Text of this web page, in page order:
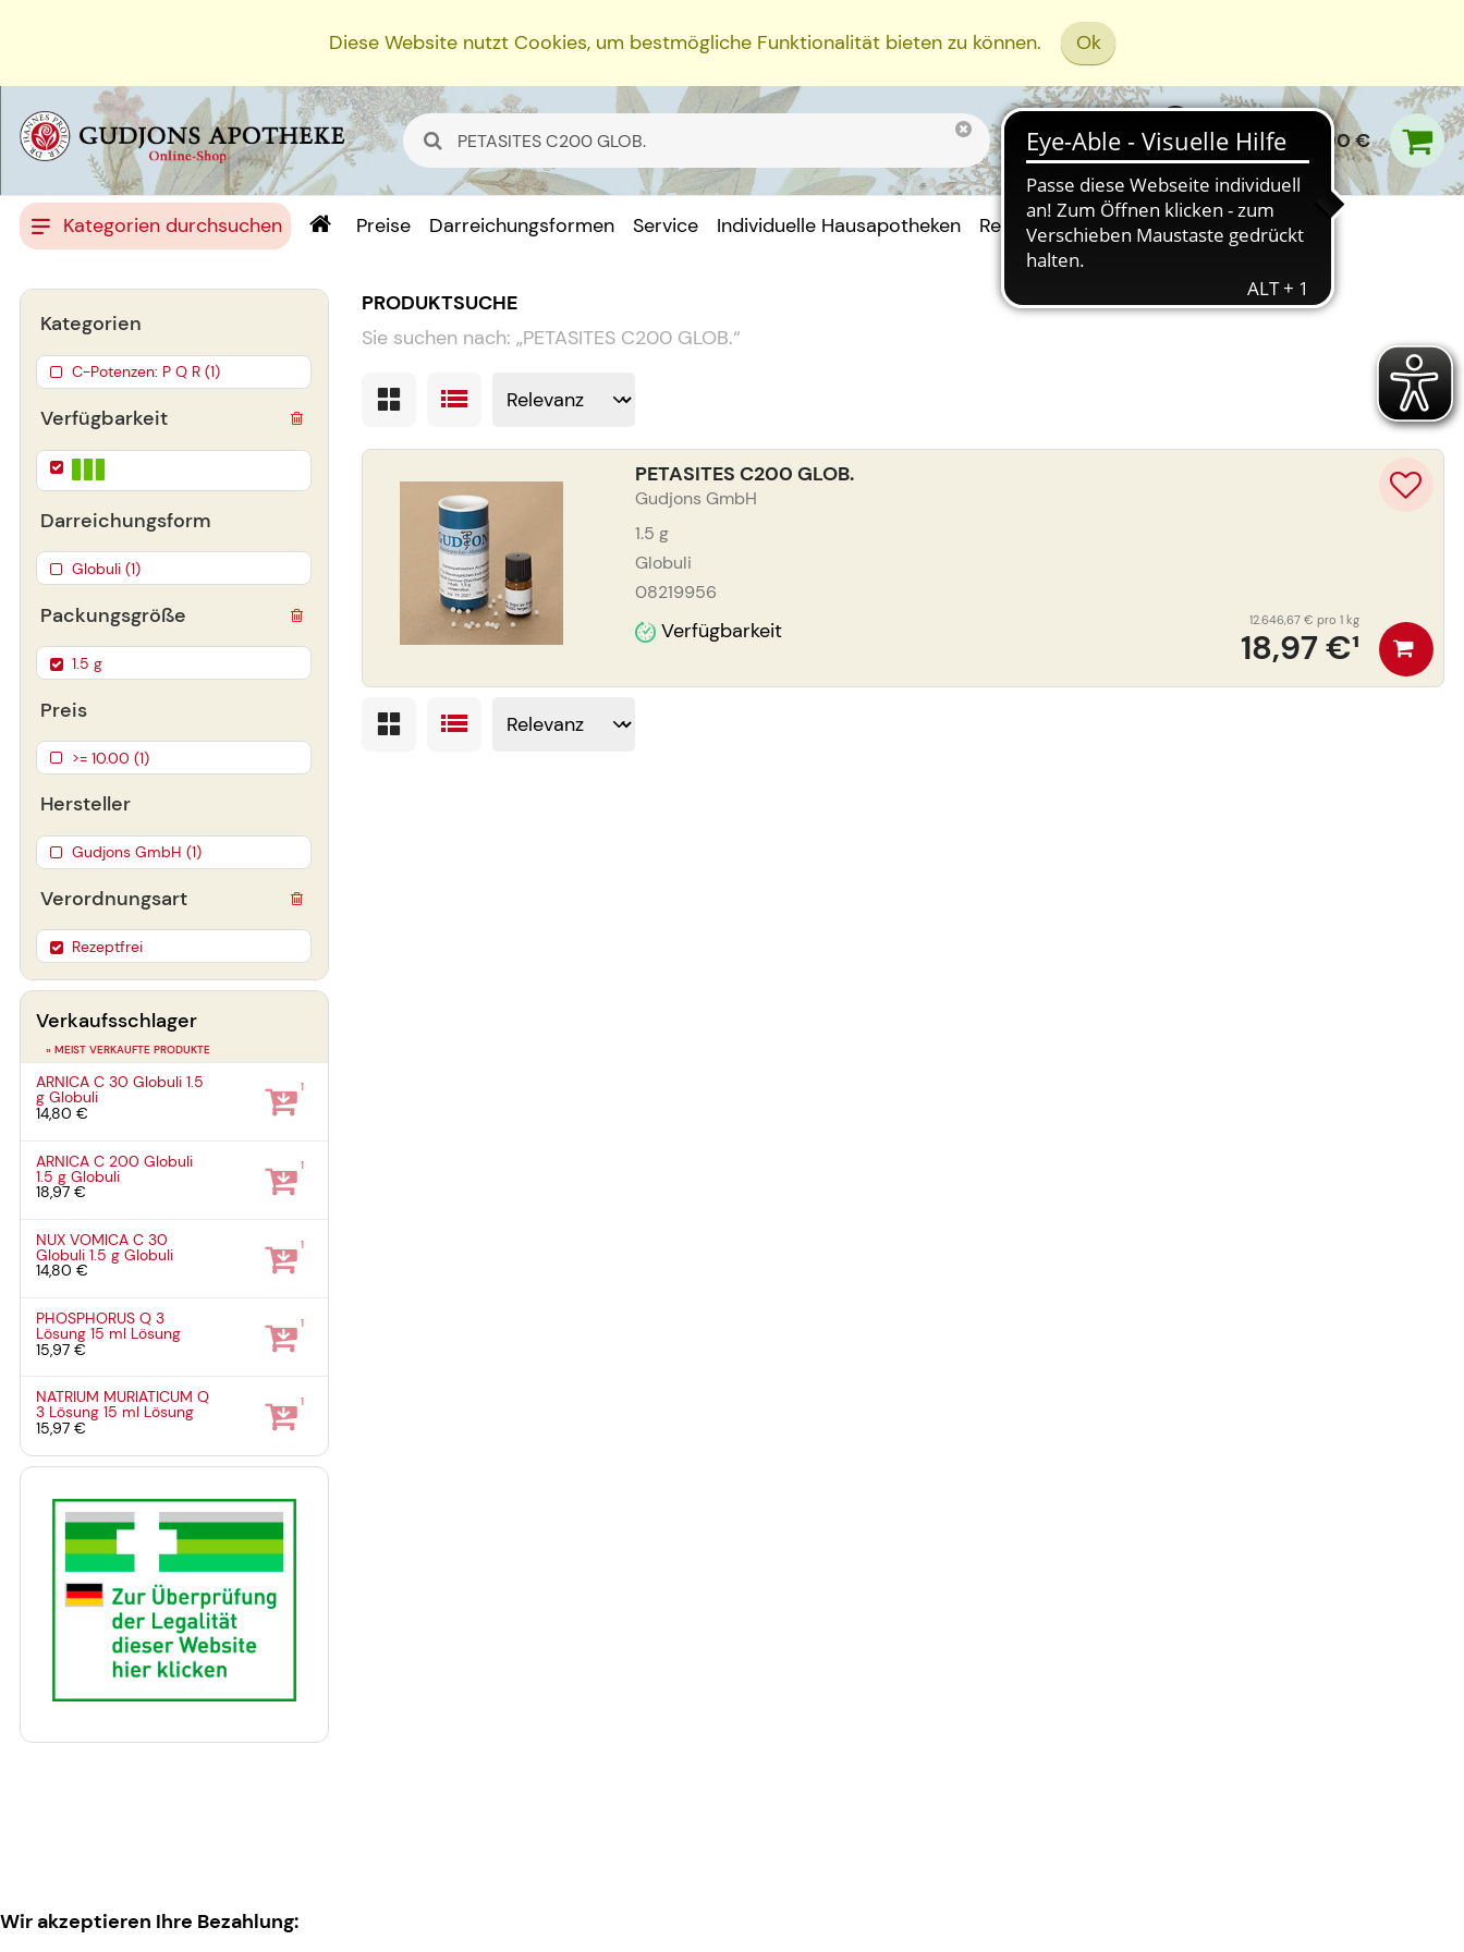
Diese Website nutzt Cookies, um bestmögliche Funktionalität bieten zu können. Ok
0,00 €
Kategorien durchsuchen Preise Darreichungsformen Service Individuelle Hausapotheken Rezept Einreichen
PRODUKTSUCHE
Sie suchen nach: „PETASITES C200 GLOB.“
PETASITES C200 GLOB.
Gudjons GmbH
1.5 g
Globuli
08219956
Verfügbarkeit 18,97 €¹
12.646,67 € pro 1 kg
Verfügbarkeit
Darreichungsform
Globuli (1)
Packungsgröße
1.5 g
Preis
>= 10.00 (1)
Hersteller
Gudjons GmbH (1)
Kategorien
C-Potenzen: P Q R (1)
Verordnungsart
Rezeptfrei
Verkaufsschlager
» MEIST VERKAUFTE PRODUKTE
ARNICA C 30 Globuli1.5
gGlobuli
14,80 €
1
ARNICA C 200 Globuli
1.5 gGlobuli
18,97 €
1
NUX VOMICA C 30
Globuli1.5 gGlobuli
14,80 €
1
PHOSPHORUS Q 3
Lösung15 ml Lösung
15,97 €
1
NATRIUM MURIATICUM Q
3 Lösung15 ml Lösung
15,97 €
1
Wir akzeptieren Ihre Bezahlung: